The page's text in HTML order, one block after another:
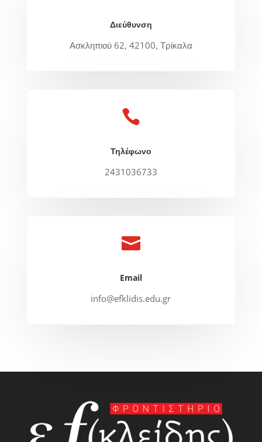
Διεύθυνση
Ασκληπιού 62, 42100, Τρίκαλα

Τηλέφωνο
2431036733

Email
info@efklidis.edu.gr